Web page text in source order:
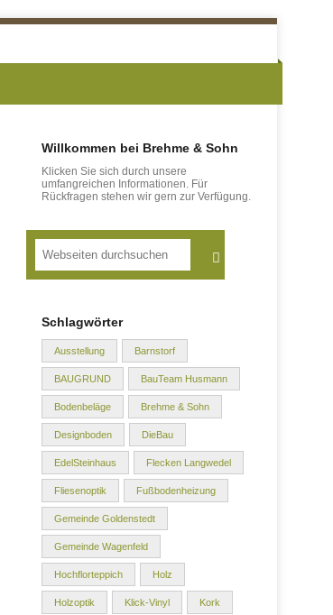
Willkommen bei Brehme & Sohn
Klicken Sie sich durch unsere
umfangreichen Informationen. Für
Rückfragen stehen wir gern zur Verfügung.
Suche
Schlagwörter
Ausstellung Barnstorf
BAUGRUND BauTeam Husmann
Bodenbeläge Brehme & Sohn
Designboden DieBau
EdelSteinhaus Flecken Langwedel
Fliesenoptik Fußbodenheizung
Gemeinde Goldenstedt
Gemeinde Wagenfeld
Hochflorteppich Holz
Holzoptik Klick-Vinyl Kork